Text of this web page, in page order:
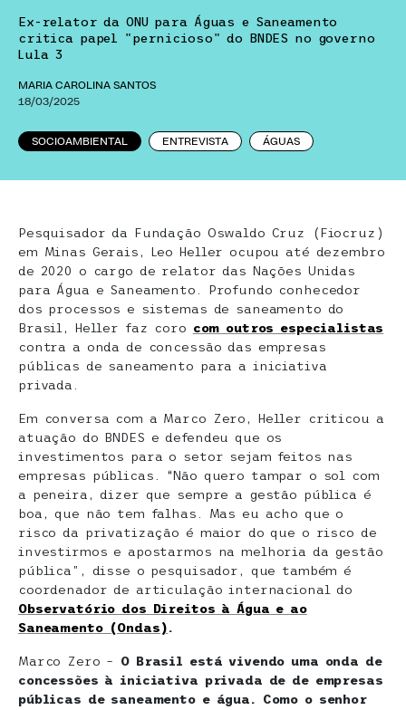
Ex-relator da ONU para Águas e Saneamento
critica papel "pernicioso" do BNDES no governo
Lula 3
MARIA CAROLINA SANTOS
18/03/2025
SOCIOAMBIENTAL ENTREVISTA ÁGUAS
Pesquisador da Fundação Oswaldo Cruz (Fiocruz)
em Minas Gerais, Leo Heller ocupou até dezembro
de 2020 o cargo de relator das Nações Unidas
para Água e Saneamento. Profundo conhecedor
dos processos e sistemas de saneamento do
Brasil, Heller faz coro com outros especialistas
contra a onda de concessão das empresas
públicas de saneamento para a iniciativa
privada.
Em conversa com a Marco Zero, Heller criticou a
atuação do BNDES e defendeu que os
investimentos para o setor sejam feitos nas
empresas públicas. “Não quero tampar o sol com
a peneira, dizer que sempre a gestão pública é
boa, que não tem falhas. Mas eu acho que o
risco da privatização é maior do que o risco de
investirmos e apostarmos na melhoria da gestão
pública”, disse o pesquisador, que também é
coordenador de articulação internacional do
Observatório dos Direitos à Água e ao
Saneamento (Ondas).
Marco Zero – O Brasil está vivendo uma onda de
concessões à iniciativa privada de de empresas
públicas de saneamento e água. Como o senhor